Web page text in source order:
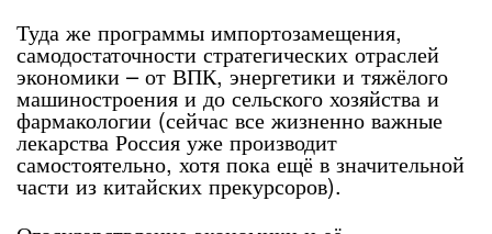
Туда же программы импортозамещения,
самодостаточности стратегических отраслей
экономики – от ВПК, энергетики и тяжёлого
машиностроения и до сельского хозяйства и
фармакологии (сейчас все жизненно важные
лекарства Россия уже производит
самостоятельно, хотя пока ещё в значительной
части из китайских прекурсоров).